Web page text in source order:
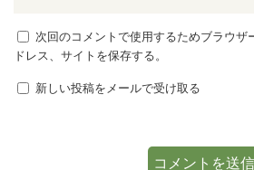
次回のコメントで使用するためブラウザ
ドレス、サイトを保存する。
新しい投稿をメールで受け取る